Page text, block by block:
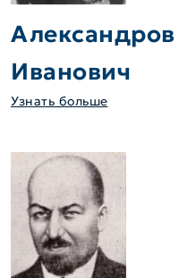
Иванович
Узнать больше